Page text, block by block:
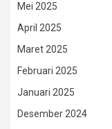
Mei 2025
April 2025
Maret 2025
Februari 2025
Januari 2025
Desember 2024